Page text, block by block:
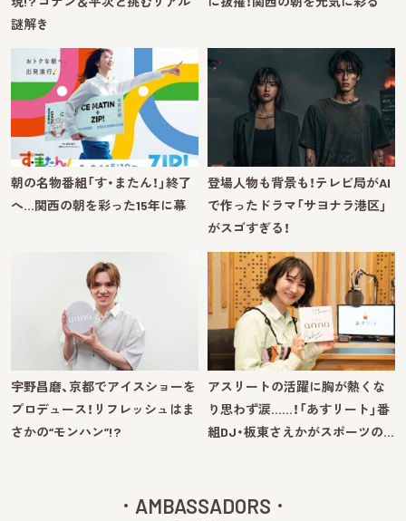
謎解き
朝の名物番組「す・またん！」終了
へ…関西の朝を彩った15年に幕
登場人物も背景も！テレビ局がAI
で作ったドラマ「サヨナラ港区」
がスゴすぎる！
宇野昌磨、京都でアイスショーを
プロデュース！リフレッシュはま
さかの“モンハン”!?
アスリートの活躍に胸が熱くな
り思わず涙……！「あすリート」番
組DJ・板東さえかがスポーツの…
AMBASSADORS